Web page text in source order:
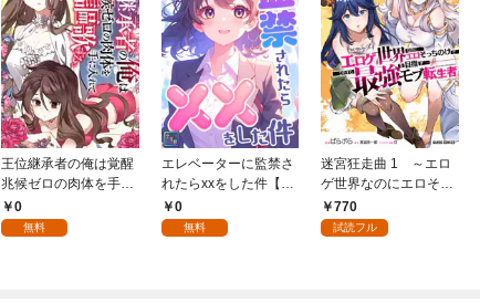
王位継承者の俺は覚醒
兆候ゼロの肉体を手に
入れて自由を謳歌す
る。1
0
無料
エレベーターに監禁さ
れたらxxをした件【全
年齢版】(1)
0
無料
迷宮狂走曲 1 ～エロ
ゲ世界なのにエロそっ
ちのけでひたすら最強
を目指すモブ転生者～
770
試読フル